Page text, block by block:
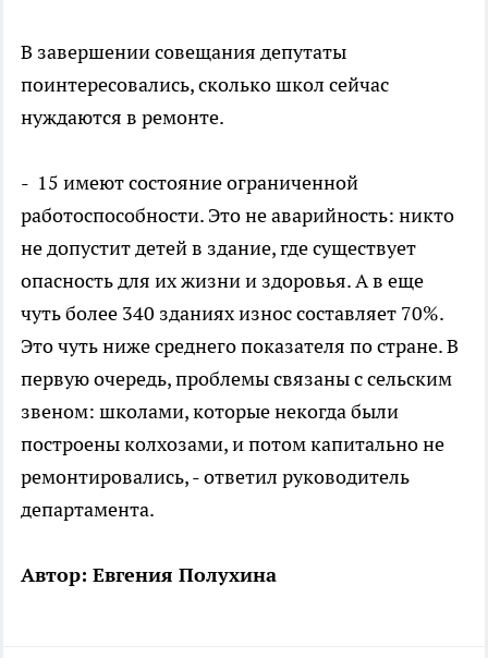
В завершении совещания депутаты
поинтересовались, сколько школ сейчас
нуждаются в ремонте.
- 15 имеют состояние ограниченной
работоспособности. Это не аварийность: никто
не допустит детей в здание, где существует
опасность для их жизни и здоровья. А в еще
чуть более 340 зданиях износ составляет 70%.
Это чуть ниже среднего показателя по стране. В
первую очередь, проблемы связаны с сельским
звеном: школами, которые некогда были
построены колхозами, и потом капитально не
ремонтировались, - ответил руководитель
департамента.
Автор: Евгения Полухина